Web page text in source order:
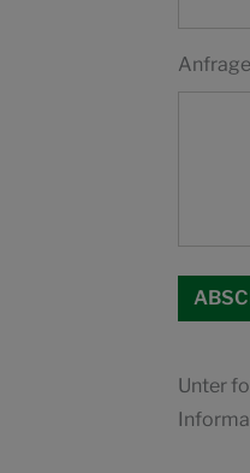
Anfrage
Unter